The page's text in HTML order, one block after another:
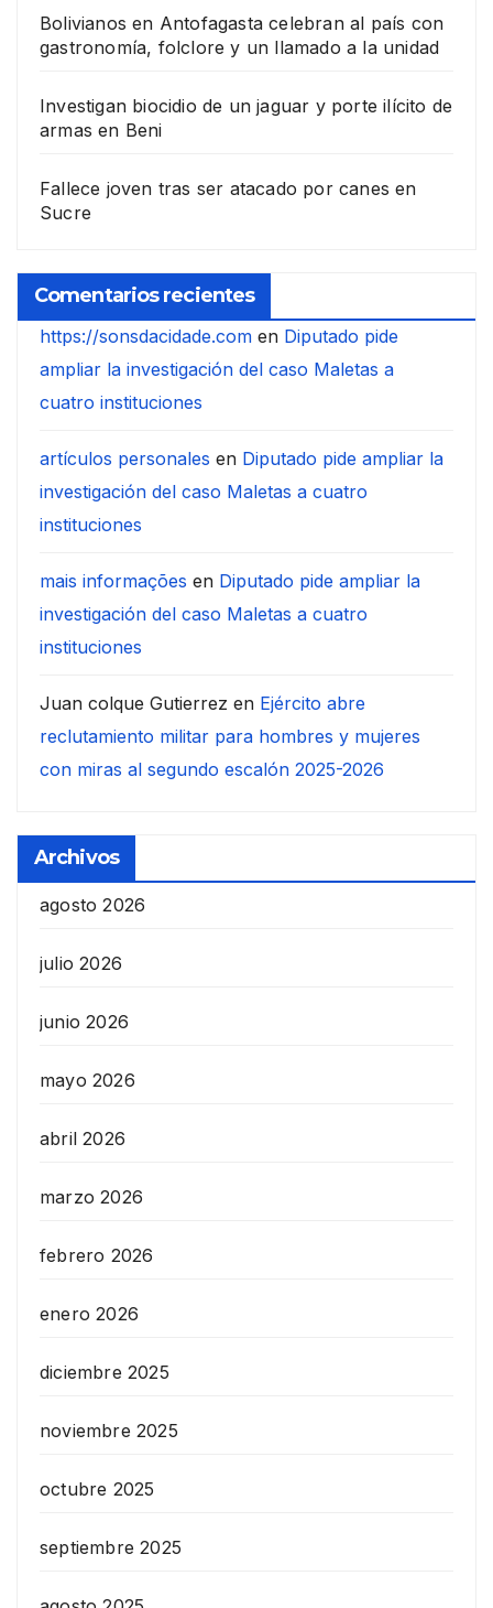
Bolivianos en Antofagasta celebran al país con
gastronomía, folclore y un llamado a la unidad
Investigan biocidio de un jaguar y porte ilícito de
armas en Beni
Fallece joven tras ser atacado por canes en
Sucre
Comentarios recientes
https://sonsdacidade.com en Diputado pide
ampliar la investigación del caso Maletas a
cuatro instituciones
artículos personales en Diputado pide ampliar la
investigación del caso Maletas a cuatro
instituciones
mais informações en Diputado pide ampliar la
investigación del caso Maletas a cuatro
instituciones
Juan colque Gutierrez en Ejército abre
reclutamiento militar para hombres y mujeres
con miras al segundo escalón 2025-2026
Archivos
agosto 2026
julio 2026
junio 2026
mayo 2026
abril 2026
marzo 2026
febrero 2026
enero 2026
diciembre 2025
noviembre 2025
octubre 2025
septiembre 2025